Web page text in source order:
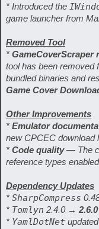
* Introduced the
game launcher from
Removed Tool
* GameCoverScraper
tool has been removed
bundled binaries and
Game Cover
Other Improvements
* Emulator
new CPCEC download
* Code quality— The
reference types
Dependency Updates
* SharpCompress
* Tomlyn 2.4.0 → 2.6.0
* YamlDotNet